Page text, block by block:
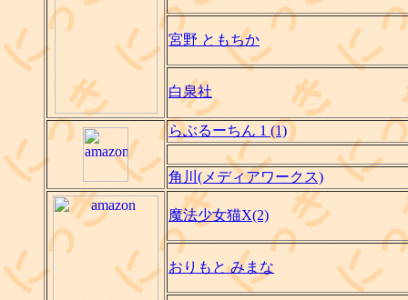
宮野 ともちか
白泉社
らぶるーちん 1 (1)
角川(メディアワークス)
魔法少女猫X(2)
おりもと みまな